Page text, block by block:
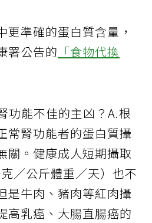
更準確的蛋白質含量，
署公告的 「食物代換
功能不佳的主凶？A.根
常腎功能者的蛋白質攝
關。健康成人短期攝取
／公斤體重／天）也不
是牛肉、豬肉等紅肉攝
高乳癌、大腸直腸癌的